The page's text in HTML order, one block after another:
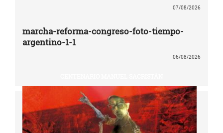
07/08/2026
marcha-reforma-congreso-foto-tiempo-
argentino-1-1
06/08/2026